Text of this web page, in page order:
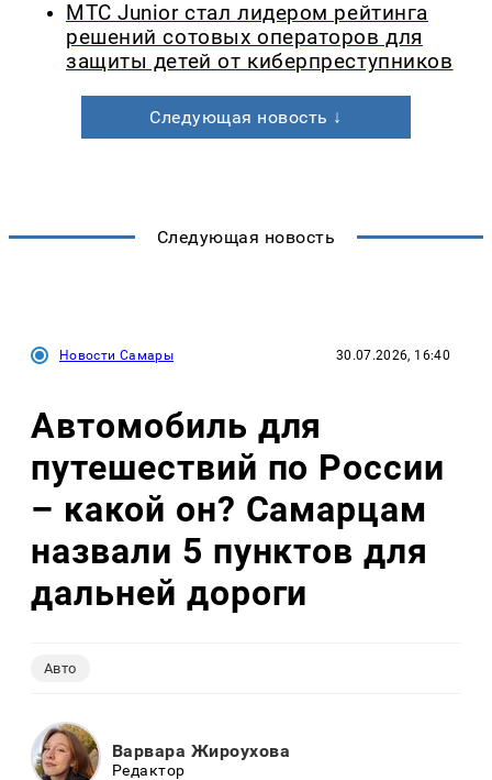
МТС Junior стал лидером рейтинга
решений сотовых операторов для
защиты детей от киберпреступников
Следующая новость ↓
Следующая новость
Новости Самары 30.07.2026, 16:40
Автомобиль для
путешествий по России
– какой он? Самарцам
назвали 5 пунктов для
дальней дороги
Авто
Варвара Жироухова
Редактор